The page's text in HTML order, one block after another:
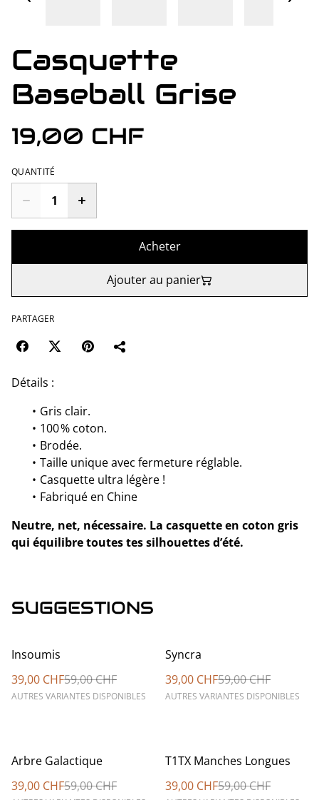
Casquette
Baseball Grise
19,00 CHF
QUANTITÉ
Acheter
Ajouter au panier
PARTAGER
Détails :
Gris clair.
100 % coton.
Brodée.
Taille unique avec fermeture réglable.
Casquette ultra légère !
Fabriqué en Chine
Neutre, net, nécessaire. La casquette en coton gris
qui équilibre toutes tes silhouettes d’été.
SUGGESTIONS
%
Insoumis
39,00 CHF59,00 CHF
AUTRES VARIANTES DISPONIBLES
%
Syncra
39,00 CHF59,00 CHF
AUTRES VARIANTES DISPONIBLES
%
Arbre Galactique
39,00 CHF59,00 CHF
%
T1TX Manches Longues
39,00 CHF59,00 CHF